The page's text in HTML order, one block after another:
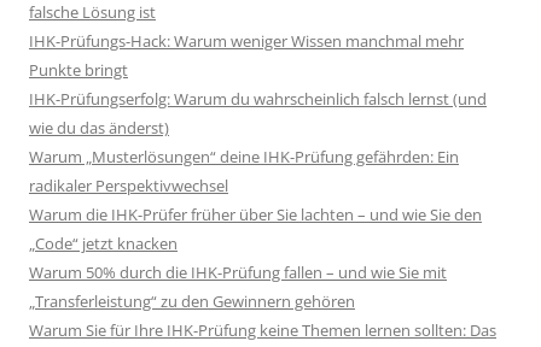
falsche Lösung ist
IHK-Prüfungs-Hack: Warum weniger Wissen manchmal mehr
Punkte bringt
IHK-Prüfungserfolg: Warum du wahrscheinlich falsch lernst (und
wie du das änderst)
Warum „Musterlösungen“ deine IHK-Prüfung gefährden: Ein
radikaler Perspektivwechsel
Warum die IHK-Prüfer früher über Sie lachten – und wie Sie den
„Code“ jetzt knacken
Warum 50% durch die IHK-Prüfung fallen – und wie Sie mit
„Transferleistung“ zu den Gewinnern gehören
Warum Sie für Ihre IHK-Prüfung keine Themen lernen sollten: Das